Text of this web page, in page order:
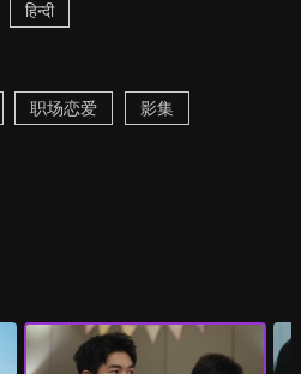
हिन्दी
职场恋爱 影集